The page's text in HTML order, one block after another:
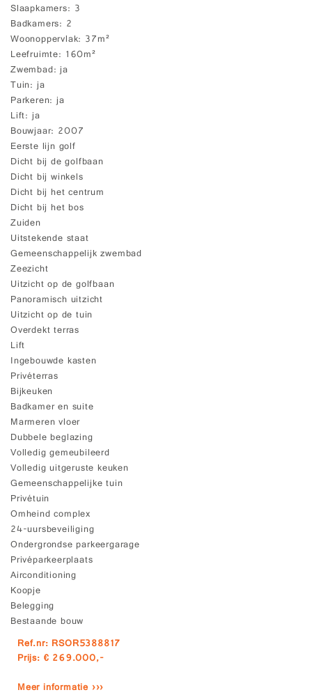
Slaapkamers 3
Badkamers 2
Woonoppervlak 37m²
Leefruimte 160m²
Zwembad ja
Tuin ja
Parkeren ja
Lift ja
Bouwjaar 2007
Eerste lijn golf
Dicht bij de golfbaan
Dicht bij winkels
Dicht bij het centrum
Dicht bij het bos
Zuiden
Uitstekende staat
Gemeenschappelijk zwembad
Zeezicht
Uitzicht op de golfbaan
Panoramisch uitzicht
Uitzicht op de tuin
Overdekt terras
Lift
Ingebouwde kasten
Privéterras
Bijkeuken
Badkamer en suite
Marmeren vloer
Dubbele beglazing
Volledig gemeubileerd
Volledig uitgeruste keuken
Gemeenschappelijke tuin
Privétuin
Omheind complex
24-uursbeveiliging
Ondergrondse parkeergarage
Privéparkeerplaats
Airconditioning
Koopje
Belegging
Bestaande bouw
Ref.nr: RSOR5388817
Prijs: € 269.000,-
Meer informatie ›››